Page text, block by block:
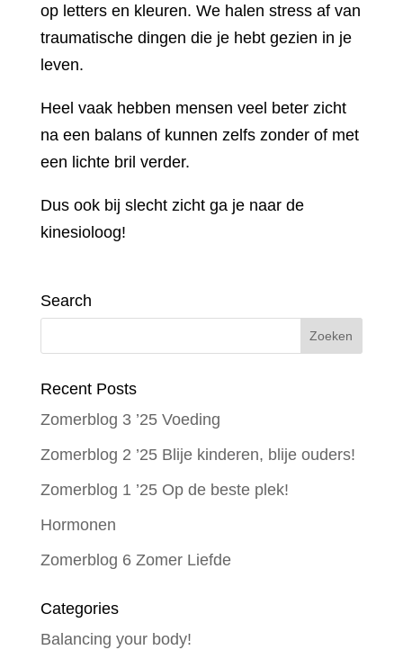
op letters en kleuren. We halen stress af van
traumatische dingen die je hebt gezien in je
leven.
Heel vaak hebben mensen veel beter zicht
na een balans of kunnen zelfs zonder of met
een lichte bril verder.
Dus ook bij slecht zicht ga je naar de
kinesioloog!
Search
Recent Posts
Zomerblog 3 ’25 Voeding
Zomerblog 2 ’25 Blije kinderen, blije ouders!
Zomerblog 1 ’25 Op de beste plek!
Hormonen
Zomerblog 6 Zomer Liefde
Categories
Balancing your body!